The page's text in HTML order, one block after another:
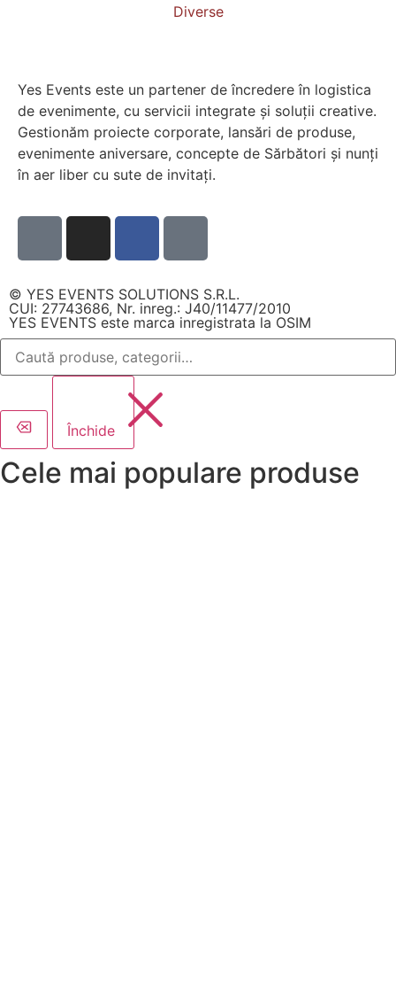
Diverse
Yes Events este un partener de încredere în logistica
de evenimente, cu servicii integrate și soluții creative.
Gestionăm proiecte corporate, lansări de produse,
evenimente aniversare, concepte de Sărbători și nunți
în aer liber cu sute de invitați.
© YES EVENTS SOLUTIONS S.R.L.
CUI: 27743686, Nr. inreg.: J40/11477/2010
YES EVENTS este marca inregistrata la OSIM
Închide
Cele mai populare produse